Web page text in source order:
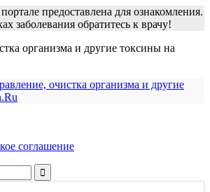
предоставлена для ознакомления.
заболевания обратитесь к врачу!
организма и другие токсины на
соглашение